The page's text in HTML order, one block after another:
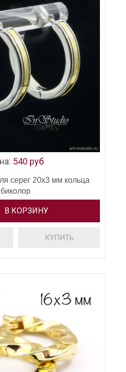
540 руб
серег 20х3 мм кольца
биколор
В КОРЗИНУ
КУПИТЬ